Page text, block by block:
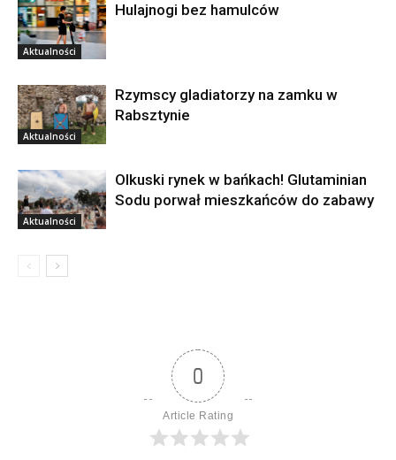
Aktualności
Hulajnogi bez hamulców
Aktualności
Rzymscy gladiatorzy na zamku w
Rabsztynie
Aktualności
Olkuski rynek w bańkach! Glutaminian
Sodu porwał mieszkańców do zabawy
0
Article Rating